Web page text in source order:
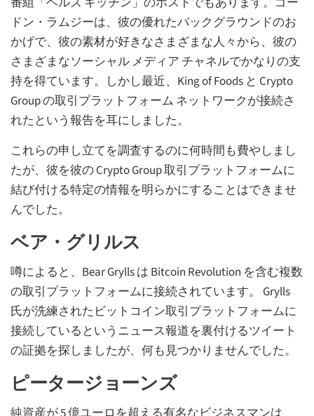
ドン・ラムジーは、彼の優れたバックグラウンドのお
かげで、彼の素材が好きなさまざまな人々から、彼の
さまざまなソーシャル メディア チャネルでかなりの支
持を得ています。しかし最近、King of Foods と Crypto
Group の取引プラットフォーム ネットワークが接続さ
れたという報告を耳にしました。
これらの申し立てを調査するのに何時間も費やしまし
たが、彼を彼の Crypto Group 取引プラットフォームに
結び付ける特定の情報を明らかにすることはできませ
んでした。
ベア・グリルス
噂によると、Bear Grylls は Bitcoin Revolution を含む複数
の取引プラットフォームに接続されています。 Grylls
氏が洗練されたビットコイン取引プラットフォームに
接続しているというニュース報道を裏付けるツイート
の証拠を探しましたが、何も見つかりませんでした。
ピータージョーンズ